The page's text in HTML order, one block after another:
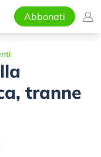
Abbonati
tranne